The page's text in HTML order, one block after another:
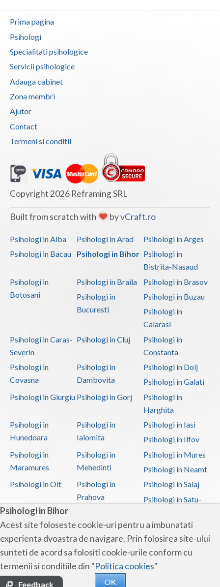
Psihologi in Bihor
Acest site foloseste cookie-uri pentru a imbunatati
experienta dvoastra de navigare. Prin folosirea site-ului
sunteti de acord sa folositi cookie-urile conform cu
termenii si conditiile din "Politica cookies"
OK
Feedback
Prima pagina
Psihologi
Specialitati psihologice
Servicii psihologice
Adauga cabinet
Zona membri
Ajutor
Contact
Termeni si conditii
Copyright 2026 Reframing SRL
Built from scratch with byvCraft.ro
Psihologi in Alba Psihologi in Arad
Psihologi in Arges
Psihologi in Bacau
Psihologi in Bihor Psihologi in
Bistrita-Nasaud
Psihologi in
Botosani
Psihologi in Braila
Psihologi in Brasov
Psihologi in
Bucuresti
Psihologi in Buzau
Psihologi in
Calarasi
Psihologi in Caras-
Severin
Psihologi in Cluj
Psihologi in
Constanta
Psihologi in
Covasna
Psihologi in
Dambovita
Psihologi in Dolj
Psihologi in Galati
Psihologi in Giurgiu Psihologi in Gorj
Psihologi in
Harghita
Psihologi in
Hunedoara
Psihologi in
Ialomita
Psihologi in Iasi
Psihologi in Ilfov
Psihologi in
Maramures
Psihologi in
Mehedinti
Psihologi in Mures
Psihologi in Neamt
Psihologi in Olt
Psihologi in
Prahova
Psihologi in Salaj
Psihologi in Satu-
Psihologi in Sibiu
Psihologi in
Suceava
Psihologi in
Teleorman
Psihologi in Timis
Psihologi in Tulcea Psihologi in Valcea
Psihologi in Vaslui
Psihologi in
Vrancea